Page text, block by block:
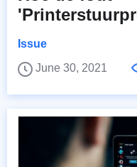
Issue
June 30, 2021